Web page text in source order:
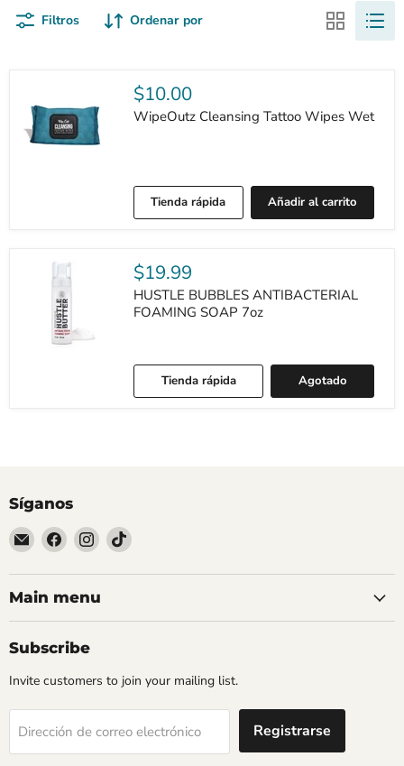
Filtros Ordenar por
$10.00
WipeOutz Cleansing Tattoo Wipes Wet
Tienda rápida Añadir al carrito
$19.99
HUSTLE BUBBLES ANTIBACTERIAL
FOAMING SOAP 7oz
Tienda rápida Agotado
Síganos
Encuéntrenos
en
Correo
electrónico
Encuéntrenos
en
Facebook
Encuéntrenos
en
Instagram
Encuéntrenos
TikTok
Main menu
Subscribe
Invite customers to join your mailing list.
Dirección de correo electrónico Registrarse